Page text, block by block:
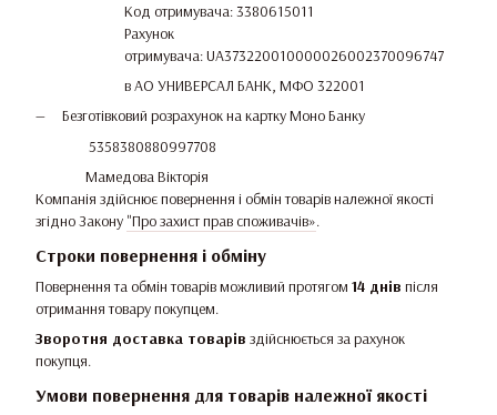
Код отримувача: 3380615011
Рахунок
отримувача: UA373220010000026002370096747
в АО УНИВЕРСАЛ БАНК, МФО 322001
Безготівковий розрахунок на картку Моно Банку
5358380880997708
Мамедова Вікторія
Компанія здійснює повернення і обмін товарів належної якості
згідно Закону "Про захист прав споживачів».
Строки повернення і обміну
Повернення та обмін товарів можливий протягом 14 днів після
отримання товару покупцем.
Зворотня доставка товарів здійснюється за рахунок
покупця.
Умови повернення для товарів належної якості